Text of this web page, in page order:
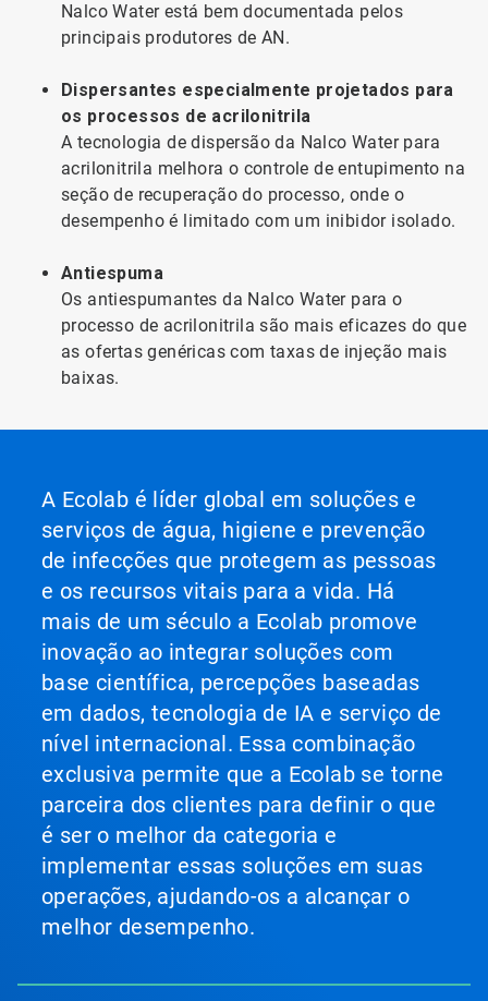
Nalco Water está bem documentada pelos
principais produtores de AN.
Dispersantes especialmente projetados para
os processos de acrilonitrila
A tecnologia de dispersão da Nalco Water para
acrilonitrila melhora o controle de entupimento na
seção de recuperação do processo, onde o
desempenho é limitado com um inibidor isolado.
Antiespuma
Os antiespumantes da Nalco Water para o
processo de acrilonitrila são mais eficazes do que
as ofertas genéricas com taxas de injeção mais
baixas.
A Ecolab é líder global em soluções e
serviços de água, higiene e prevenção
de infecções que protegem as pessoas
e os recursos vitais para a vida. Há
mais de um século a Ecolab promove
inovação ao integrar soluções com
base científica, percepções baseadas
em dados, tecnologia de IA e serviço de
nível internacional. Essa combinação
exclusiva permite que a Ecolab se torne
parceira dos clientes para definir o que
é ser o melhor da categoria e
implementar essas soluções em suas
operações, ajudando-os a alcançar o
melhor desempenho.